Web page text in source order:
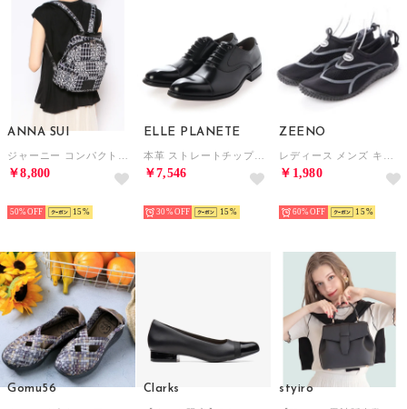
ANNA SUI
￥8,800
50% 15
ELLE PLANETE
￥7,546
30% 15
ZEENO
￥1,980
60% 15
Gomu56 Clarks styiro